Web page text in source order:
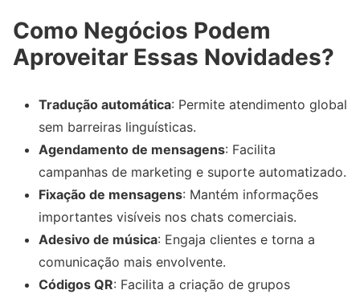
Como Negócios Podem
Aproveitar Essas Novidades?
Tradução automática: Permite atendimento global
sem barreiras linguísticas.
Agendamento de mensagens: Facilita
campanhas de marketing e suporte automatizado.
Fixação de mensagens: Mantém informações
importantes visíveis nos chats comerciais.
Adesivo de música: Engaja clientes e torna a
comunicação mais envolvente.
Códigos QR: Facilita a criação de grupos